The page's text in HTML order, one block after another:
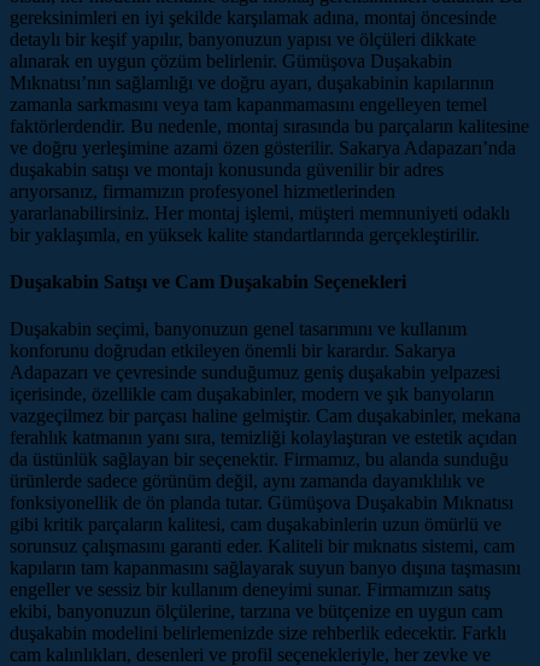
gereksinimleri en iyi şekilde karşılamak adına, montaj öncesinde
detaylı bir keşif yapılır, banyonuzun yapısı ve ölçüleri dikkate
alınarak en uygun çözüm belirlenir. Gümüşova Duşakabin
Mıknatısı’nın sağlamlığı ve doğru ayarı, duşakabinin kapılarının
zamanla sarkmasını veya tam kapanmamasını engelleyen temel
faktörlerdendir. Bu nedenle, montaj sırasında bu parçaların kalitesine
ve doğru yerleşimine azami özen gösterilir. Sakarya Adapazarı’nda
duşakabin satışı ve montajı konusunda güvenilir bir adres
arıyorsanız, firmamızın profesyonel hizmetlerinden
yararlanabilirsiniz. Her montaj işlemi, müşteri memnuniyeti odaklı
bir yaklaşımla, en yüksek kalite standartlarında gerçekleştirilir.
Duşakabin Satışı ve Cam Duşakabin Seçenekleri
Duşakabin seçimi, banyonuzun genel tasarımını ve kullanım
konforunu doğrudan etkileyen önemli bir karardır. Sakarya
Adapazarı ve çevresinde sunduğumuz geniş duşakabin yelpazesi
içerisinde, özellikle cam duşakabinler, modern ve şık banyoların
vazgeçilmez bir parçası haline gelmiştir. Cam duşakabinler, mekana
ferahlık katmanın yanı sıra, temizliği kolaylaştıran ve estetik açıdan
da üstünlük sağlayan bir seçenektir. Firmamız, bu alanda sunduğu
ürünlerde sadece görünüm değil, aynı zamanda dayanıklılık ve
fonksiyonellik de ön planda tutar. Gümüşova Duşakabin Mıknatısı
gibi kritik parçaların kalitesi, cam duşakabinlerin uzun ömürlü ve
sorunsuz çalışmasını garanti eder. Kaliteli bir mıknatıs sistemi, cam
kapıların tam kapanmasını sağlayarak suyun banyo dışına taşmasını
engeller ve sessiz bir kullanım deneyimi sunar. Firmamızın satış
ekibi, banyonuzun ölçülerine, tarzına ve bütçenize en uygun cam
duşakabin modelini belirlemenizde size rehberlik edecektir. Farklı
cam kalınlıkları, desenleri ve profil seçenekleriyle, her zevke ve